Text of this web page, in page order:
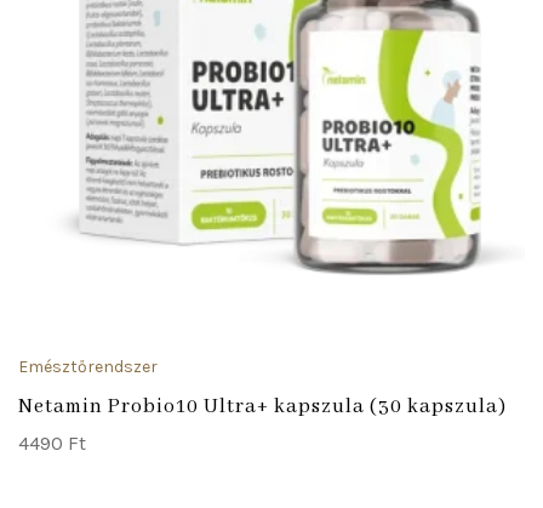
Emésztőrendszer
Netamin Probio10 Ultra+ kapszula (30 kapszula)
4490 Ft